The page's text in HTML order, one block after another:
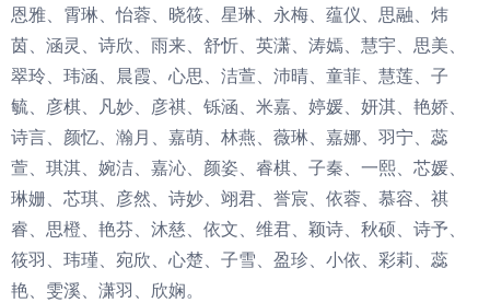
恩雅、霄琳、怡蓉、晓筱、星琳、永梅、蕴仪、思融、炜
茵、涵灵、诗欣、雨来、舒忻、英潇、涛嫣、慧宇、思美、
翠玲、玮涵、晨霞、心思、洁萱、沛晴、童菲、慧莲、子
毓、彦棋、凡妙、彦祺、铄涵、米嘉、婷媛、妍淇、艳娇、
诗言、颜忆、瀚月、嘉萌、林燕、薇琳、嘉娜、羽宁、蕊
萱、琪淇、婉洁、嘉沁、颜姿、睿棋、子秦、一熙、芯媛、
琳姗、芯琪、彦然、诗妙、翊君、誉宸、依蓉、慕容、祺
睿、思橙、艳芬、沐慈、依文、维君、颖诗、秋硕、诗予、
筱羽、玮瑾、宛欣、心楚、子雪、盈珍、小依、彩莉、蕊
艳、雯溪、潇羽、欣娴。